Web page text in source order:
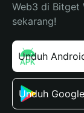
Web3 di Bitget
sekarang!
Unduh
Unduh